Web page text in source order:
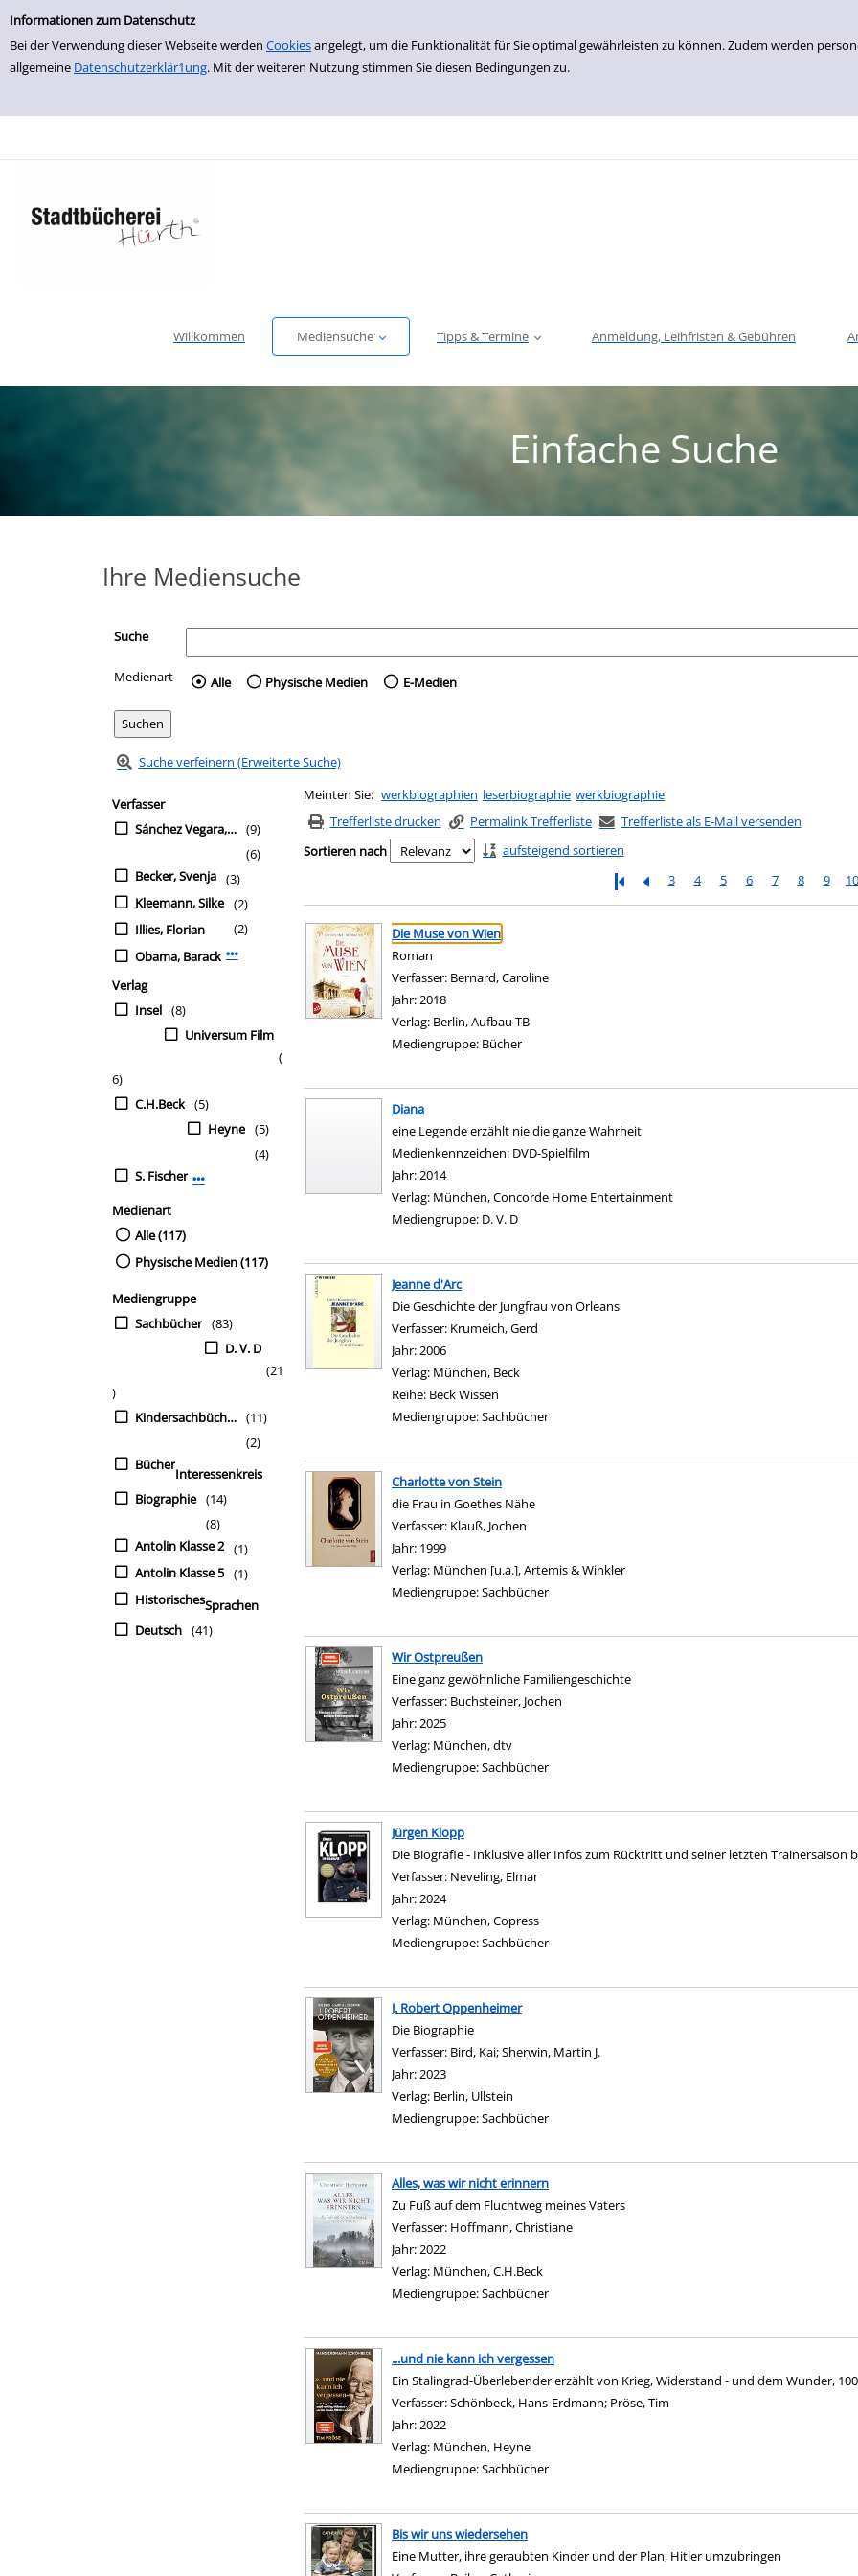
Einfache Suche
Informationen zum Datenschutz
Bei der Verwendung dieser Webseite werden Cookiesangelegt, um die Funktionalität für Sie optimal gewährleisten zu können. Zudem werden
allgemeine Datenschutzerklär1ung. Mit der weiteren Nutzung stimmen Sie diesen Bedingungen zu.
zur Navigation springen
zum Inhalt springen
Zu den Suchfiltern springen
Zur Trefferliste springen
Willkommen Mediensuche Tipps & Termine Anmeldung, Leihfristen & Gebühren
Einfache Suche
Ihre Mediensuche
Suche
Medienart Wählen Sie die Medienart nach der Sie suchen wollen.
Alle Physische Medien E-Medien
Suche verfeinern (Erweiterte Suche)
Suchfilter
Zur Trefferliste springen
Verfasser
Sánchez Vegara, Maria Isabel
(9)
Becker, Svenja
(6)
Kleemann, Silke
(3)
Illies, Florian
(2)
Obama, Barack
(2)
Mehr Verfasser-Filter anzeigen
Verlag
Insel (8)
Universum Film
(
6)
C.H.Beck (5)
Heyne (5)
S. Fischer
(4)
Medienart
Alle (117)
Physische Medien (117)
Mediengruppe
Sachbücher (83)
D. V. D
(21
)
Kindersachbücher
(11)
Bücher
(2)
Interessenkreis
Biographie (14)
Antolin Klasse 2
(8)
Antolin Klasse 5
(1)
Historisches
(1)
Sprachen
Deutsch (41)
Meinten Sie: werkbiographien leserbiographie werkbiographie
Trefferliste drucken
Permalink Trefferliste
Trefferliste als E-Mail versenden
Sortieren nach
aufsteigend sortieren
3
4 5 6 7 8 9 10
Suchergebnis
Zu den Suchfiltern springen
Die Muse von Wien
Roman
Verfasser: Bernard, Caroline
Jahr:2018
Verlag: Berlin, Aufbau TB
Mediengruppe: Bücher
Diana
eine Legende erzählt nie die ganze Wahrheit
Suche nach diesem Verfasser
Medienkennzeichen: DVD-Spielfilm
Jahr:2014
Verlag: München, Concorde Home Entertainment
Mediengruppe: D. V. D
Jeanne d'Arc
Die Geschichte der Jungfrau von Orleans
Verfasser: Krumeich, Gerd
Jahr:2006
Verlag: München, Beck
Reihe: Beck Wissen
Mediengruppe:Sachbücher
Charlotte von Stein
die Frau in Goethes Nähe
Verfasser: Klauß, Jochen
Jahr: 1999
Verlag: München [u.a.], Artemis & Winkler
Mediengruppe:Sachbücher
Wir Ostpreußen
Eine ganz gewöhnliche Familiengeschichte
Verfasser: Buchsteiner, Jochen
Jahr:2025
Verlag: München, dtv
Mediengruppe:Sachbücher
Jürgen Klopp
Die Biografie - Inklusive aller Infos zum Rücktritt und seiner letzten Trainersaison
Verfasser: Neveling, Elmar
Jahr:2024
Verlag: München, Copress
Mediengruppe:Sachbücher
J. Robert Oppenheimer
Die Biographie
Verfasser: Bird, Kai;Sherwin, Martin J.
Jahr:2023
Verlag: Berlin, Ullstein
Mediengruppe:Sachbücher
Alles, was wir nicht erinnern
Zu Fuß auf dem Fluchtweg meines Vaters
Verfasser: Hoffmann, Christiane
Jahr:2022
Verlag: München, C.H.Beck
Mediengruppe:Sachbücher
...und nie kann ich vergessen
Ein Stalingrad-Überlebender erzählt von Krieg, Widerstand - und dem Wunder,
Verfasser:Schönbeck, Hans-Erdmann; Pröse, Tim
Jahr:2022
Verlag: München, Heyne
Mediengruppe:Sachbücher
Bis wir uns wiedersehen
Eine Mutter, ihre geraubten Kinder und der Plan, Hitler umzubringen